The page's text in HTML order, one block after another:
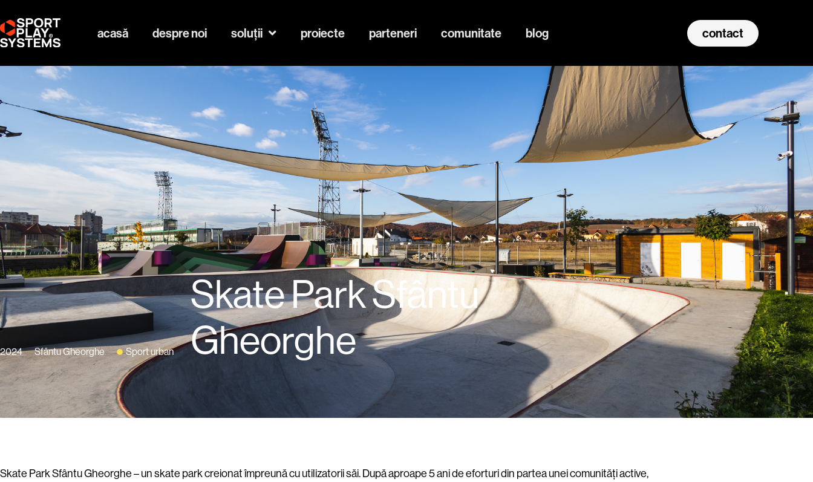
acasă despre noi soluții proiecte parteneri comunitate blog contact
2024 Sfântu Gheorghe Sport urban
Skate Park Sfântu
Gheorghe
Skate Park Sfântu Gheorghe – un skate park creionat împreună cu utilizatorii săi. După aproape 5 ani de eforturi din partea unei comunități active,